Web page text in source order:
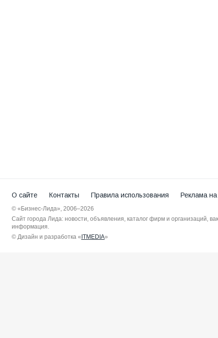
О сайте Контакты Правила использования Реклама
© «Бизнес-Лида», 2006–2026
Сайт города Лида: новости, объявления, каталог фирм и организаций,
информация.
© Дизайн и разработка « ITMEDIA»